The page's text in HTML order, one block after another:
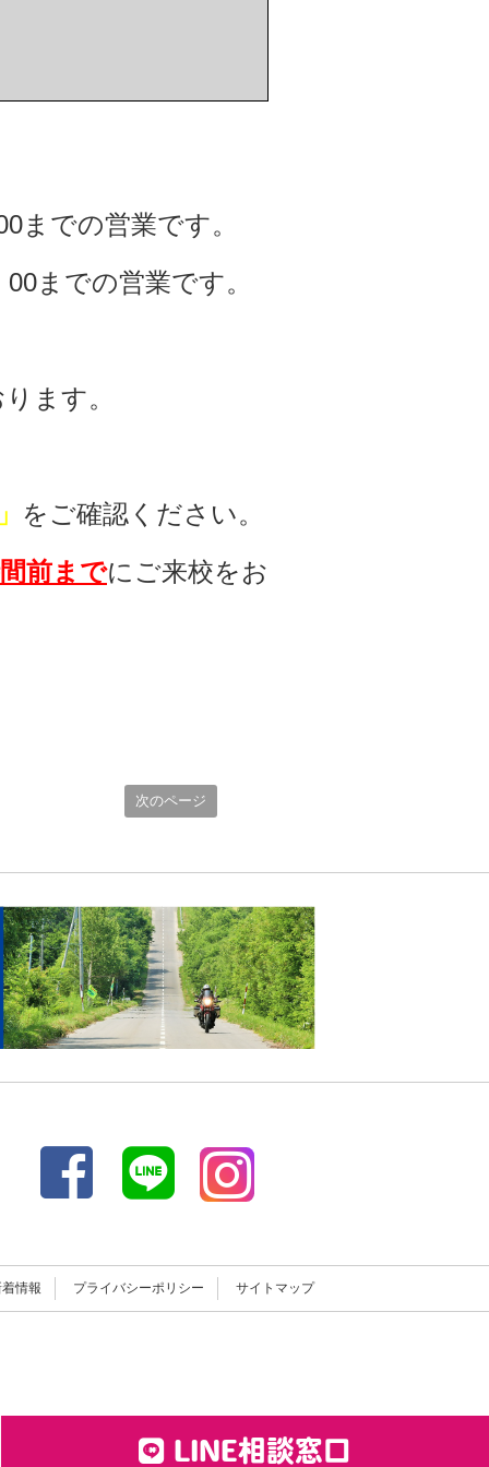
までの営業です。
までの営業です。
ます。
をご確認ください。
前までにご来校をお
次のページ
情報 プライバシーポリシー サイトマップ
LINE相談窓口